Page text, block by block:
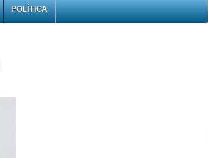
POLÍTICA